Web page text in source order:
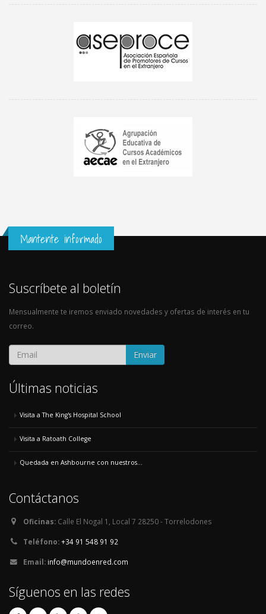
Mantente informado
Suscríbete al boletín
Mensualmente te iremos enviado novedades y ofertas de interés en tu
correo.
Enviar
Últimas noticias
Visita a The King's Hospital School
Visita a Ratoath College
Quedada en Ashbourne con nuestros...
Contáctanos
Oficinas: Calle El Nogal 1, Local 7 28250 - Torrelodones
Teléfono:+34 91 548 91 92
Email: info@mundoenred.com
Síguenos en las redes